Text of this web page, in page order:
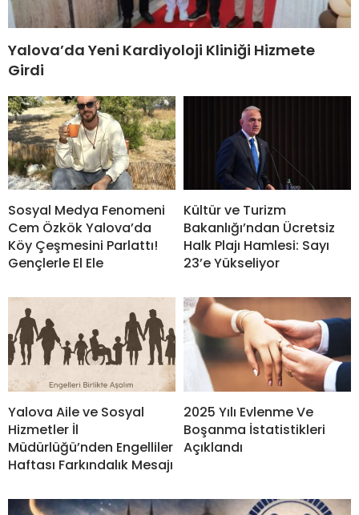
Yalova’da Yeni Kardiyoloji Kliniği Hizmete
Girdi
Sosyal Medya Fenomeni
Cem Özkök Yalova’da
Köy Çeşmesini Parlattı!
Gençlerle El Ele
Kültür ve Turizm
Bakanlığı’ndan Ücretsiz
Halk Plajı Hamlesi: Sayı
23’e Yükseliyor
Yalova Aile ve Sosyal
Hizmetler İl
Müdürlüğü’nden Engelliler
Haftası Farkındalık Mesajı
2025 Yılı Evlenme Ve
Boşanma İstatistikleri
Açıklandı